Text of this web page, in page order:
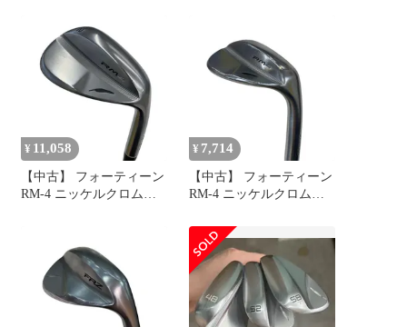
ズ 男性用 右利き 右用 C
ランク ゴルフクラブ
¥ 11,058
【中古】 フォーティーン
RM-4 ニッケルクロムメ
他) メンズ 男性用 右利き
右用 Cランク ゴルフクラ
¥ 7,714
【中古】 フォーティーン
RM-4 ニッケルクロムメ
TS-101w (フレックスその
他) メンズ 男性用 右利き
右用 Dランク ゴルフクラ